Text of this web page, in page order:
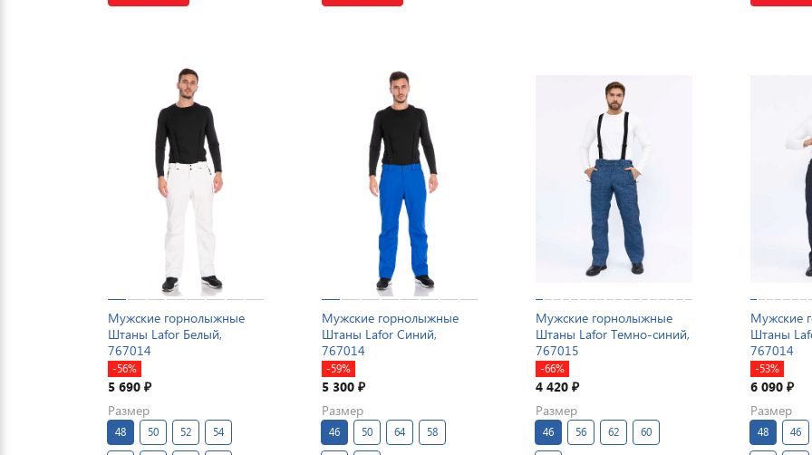
Мужские горнолыжные
Штаны Lafor Белый,
767014
-56%
5 690 ₽
Размер
48 50 52 54
Мужские горнолыжные
Штаны Lafor Синий,
767014
-59%
5 300₽
Размер
46 50 64 58
Мужские горнолыжные
Штаны Lafor Темно-синий,
767015
-66%
4 420₽
Размер
46 56 62 60
Мужские
Штаны
767014
-53%
6 090 ₽
Размер
48 46